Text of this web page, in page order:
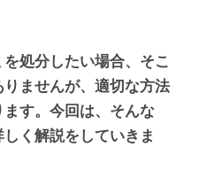
処分したい場合、そこ
ませんが、適切な方法
す。今回は、そんな
しく解説をしていきま